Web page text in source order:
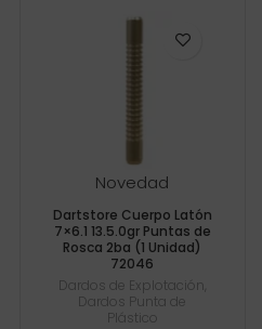
Novedad
Dartstore Cuerpo Latón
7×6.1 13.5.0gr Puntas de
Rosca 2ba (1 Unidad)
72046
Dardos de Explotación
Dardos Punta de
Plástico